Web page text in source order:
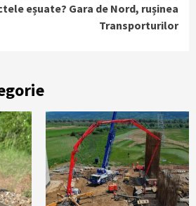
eșuate? Gara de Nord, rușinea
Transporturilor